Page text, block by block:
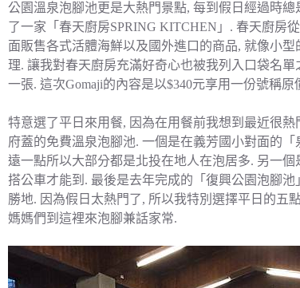
公園溫泉泡腳池更是大熱門景點, 每到假日經過時
了一家「春天廚房SPRING KITCHEN」. 春天廚房
面販售各式活體海鮮以及國外進口的商品, 就像小
理. 讓我對春天廚房充滿好奇心也被我列入口袋名
一張. 這次Gomaji的內容是以$340元享用一份號稱
特意選了平日來用餐, 因為在用餐前我想到最近很
府蓋的免費溫泉泡腳池. 一個是在義芳國小對面的
遠一點所以大部分都是北投在地人在泡居多. 另一
搭公車才能到. 最後是去年完成的「復興公園泡腳
勝地. 因為假日太熱門了, 所以我特別選擇平日的五
媽媽們到這裡來泡腳兼話家常.